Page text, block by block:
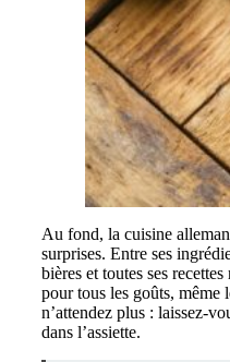
Au fond, la cuisine
surprises. Entre ses
bières et toutes ses
pour tous les goûts,
n’attendez plus : laissez-
dans l’assiette.